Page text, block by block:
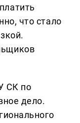
что стало
СК по
дело.